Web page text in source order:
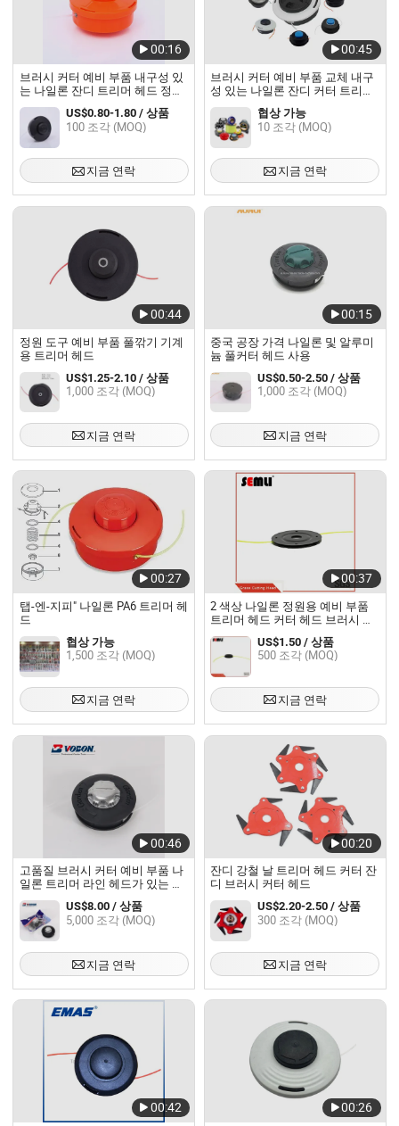
00:16
브러시 커터 예비 부품 내구성 있
는 나일론 잔디 트리머 헤드 정원
용
US$0.80-1.80 / 상품
100 조각 (MOQ)
지금 연락
00:45
브러시 커터 예비 부품 교체 내구
성 있는 나일론 잔디 커터 트리머
헤드
협상 가능
10 조각 (MOQ)
지금 연락
00:44
정원 도구 예비 부품 풀깎기 기계
용 트리머 헤드
US$1.25-2.10 / 상품
1,000 조각 (MOQ)
지금 연락
00:15
중국 공장 가격 나일론 및 알루미
늄 풀커터 헤드 사용
US$0.50-2.50 / 상품
1,000 조각 (MOQ)
지금 연락
00:27
탭-엔-지피" 나일론 PA6 트리머 헤
드
협상 가능
1,500 조각 (MOQ)
지금 연락
00:37
2 색상 나일론 정원용 예비 부품
트리머 헤드 커터 헤드 브러시 커
터용
US$1.50 / 상품
500 조각 (MOQ)
지금 연락
00:46
고품질 브러시 커터 예비 부품 나
일론 트리머 라인 헤드가 있는 트
리머 헤드. 좋은 가격과 고품질의
잔디 깎는 기계 헤드
US$8.00 / 상품
5,000 조각 (MOQ)
지금 연락
00:20
잔디 강철 날 트리머 헤드 커터 잔
디 브러시 커터 헤드
US$2.20-2.50 / 상품
300 조각 (MOQ)
지금 연락
00:42 00:26